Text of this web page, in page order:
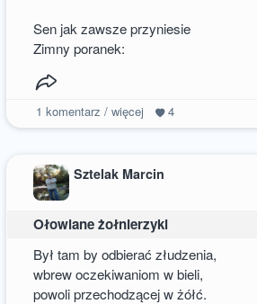
Sen jak zawsze przyniesie
Zimny poranek:
1 komentarz / więcej 4
Sztelak Marcin
Ołowiane żołnierzyki
Był tam by odbierać złudzenia,
wbrew oczekiwaniom w bieli,
powoli przechodzącej w żółć.